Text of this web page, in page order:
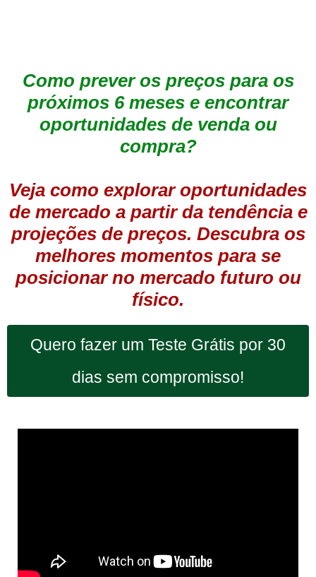
Como prever os preços para os
próximos 6 meses e encontrar
oportunidades de venda ou
compra?
Veja como explorar oportunidades
de mercado a partir da tendência e
projeções de preços. Descubra os
melhores momentos para se
posicionar no mercado futuro ou
físico.
Quero fazer um Teste Grátis por 30
dias sem compromisso!